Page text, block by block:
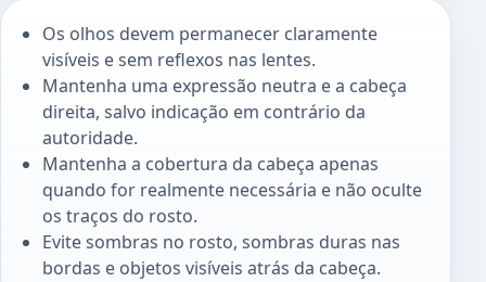
Os olhos devem permanecer claramente
visíveis e sem reflexos nas lentes.
Mantenha uma expressão neutra e a cabeça
direita, salvo indicação em contrário da
autoridade.
Mantenha a cobertura da cabeça apenas
quando for realmente necessária e não oculte
os traços do rosto.
Evite sombras no rosto, sombras duras nas
bordas e objetos visíveis atrás da cabeça.